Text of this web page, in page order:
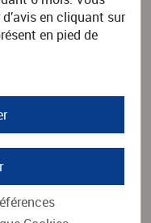
émetteur de la facture
en cliquant sur
en pied de